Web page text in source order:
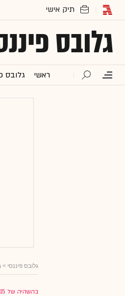
גלובס
ראשי גלובס
גלובס פיננסי >
בהשהיה של 15 דק'